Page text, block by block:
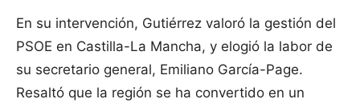
En su intervención, Gutiérrez valoró la gestión del
PSOE en Castilla-La Mancha, y elogió la labor de
su secretario general, Emiliano García-Page.
Resaltó que la región se ha convertido en un